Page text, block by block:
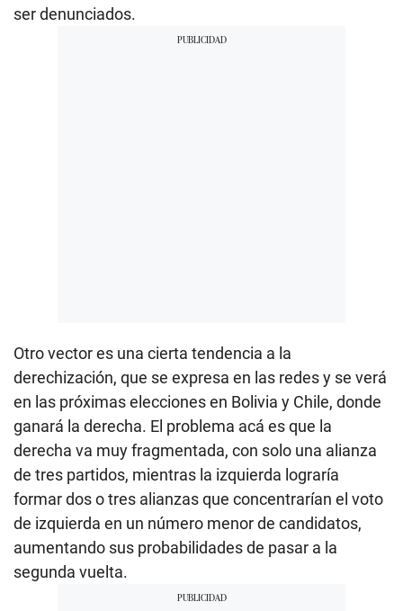
ser denunciados.
Otro vector es una cierta tendencia a la
derechización, que se expresa en las redes y se verá
en las próximas elecciones en Bolivia y Chile, donde
ganará la derecha. El problema acá es que la
derecha va muy fragmentada, con solo una alianza
de tres partidos, mientras la izquierda lograría
formar dos o tres alianzas que concentrarían el voto
de izquierda en un número menor de candidatos,
aumentando sus probabilidades de pasar a la
segunda vuelta.